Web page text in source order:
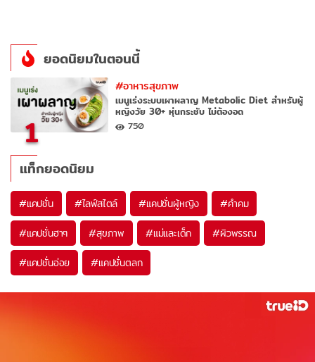
ยอดนิยมในตอนนี้
1
#อาหารสุขภาพ
เมนูเร่งระบบเผาผลาญ Metabolic Diet สำหรับผู้
หญิงวัย 30+ หุ่นกระชับ ไม่ต้องอด
750
แท็กยอดนิยม
#แคปชั่น #ไลฟ์สไตล์ #แคปชั่นผู้หญิง #คำคม
#แคปชั่นฮาๆ #สุขภาพ #แม่และเด็ก #ผิวพรรณ
#แคปชั่นอ่อย #แคปชั่นตลก